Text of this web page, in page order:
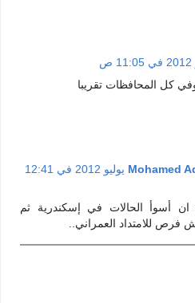
كل المحافظات تقريبا
Mohamed
18 يوليو 2012 في 12:41
أسوأ الحالات في إسكندرية ثم
للامتداد العمراني..